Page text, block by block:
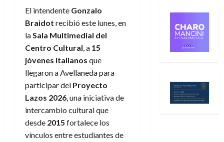
El intendente Gonzalo
Braidot recibió este lunes, en
laSala Multimedial del
Centro Cultural, a 15
jóvenes italianos que
llegaron a Avellaneda para
participar del Proyecto
Lazos 2026, una iniciativa de
intercambio cultural que
desde 2015 fortalece los
vínculos entre estudiantes de